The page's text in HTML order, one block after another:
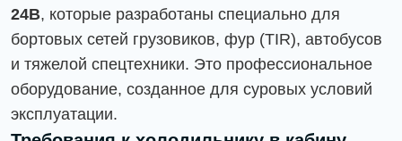
24В, которые разработаны специально для
бортовых сетей грузовиков, фур (TIR), автобусов
и тяжелой спецтехники. Это профессиональное
оборудование, созданное для суровых условий
эксплуатации.